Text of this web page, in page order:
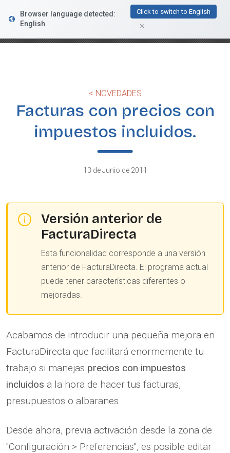
FacturaDirecta
Browser language detected:
English
Click to switch to English
< NOVEDADES
Facturas con precios con
impuestos incluidos.
13 de Junio de 2011
Versión anterior de
FacturaDirecta
Esta funcionalidad corresponde a una versión
anterior de FacturaDirecta. El programa actual
puede tener características diferentes o
mejoradas.
Acabamos de introducir una pequeña mejora en
FacturaDirecta que facilitará enormemente tu
trabajo si manejas precios con impuestos
incluidos a la hora de hacer tus facturas,
presupuestos o albaranes.
Desde ahora, previa activación desde la zona de
"Configuración > Preferencias", es posible editar